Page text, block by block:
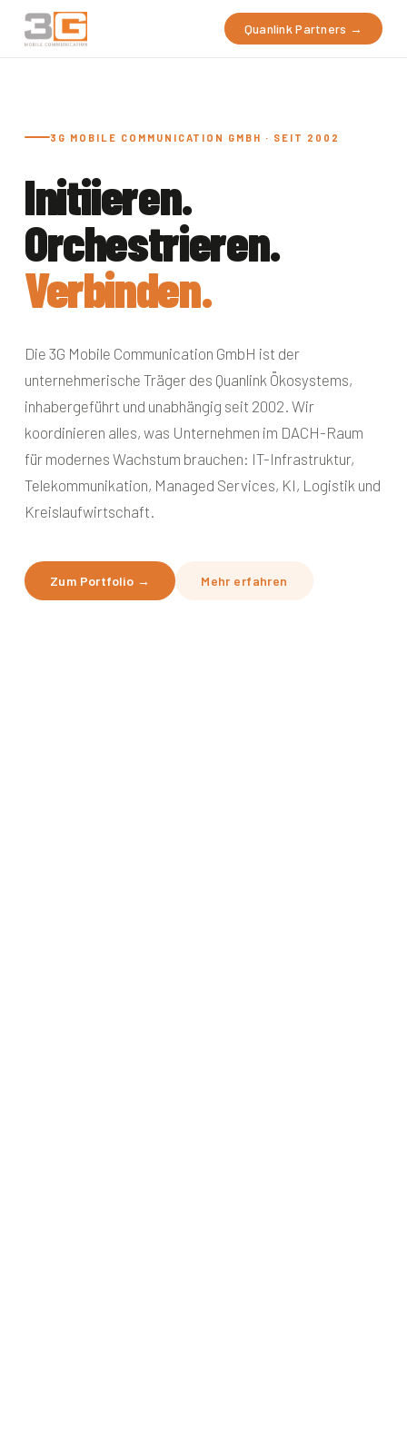
Quanlink Partners →
3G MOBILE COMMUNICATION GMBH · SEIT 2002
Initiieren.
Orchestrieren.
Verbinden.
Die 3G Mobile Communication GmbH ist der
unternehmerische Träger des Quanlink Ökosystems,
inhabergeführt und unabhängig seit 2002. Wir
koordinieren alles, was Unternehmen im DACH-Raum
für modernes Wachstum brauchen: IT-Infrastruktur,
Telekommunikation, Managed Services, KI, Logistik und
Kreislaufwirtschaft.
Zum Portfolio → Mehr erfahren